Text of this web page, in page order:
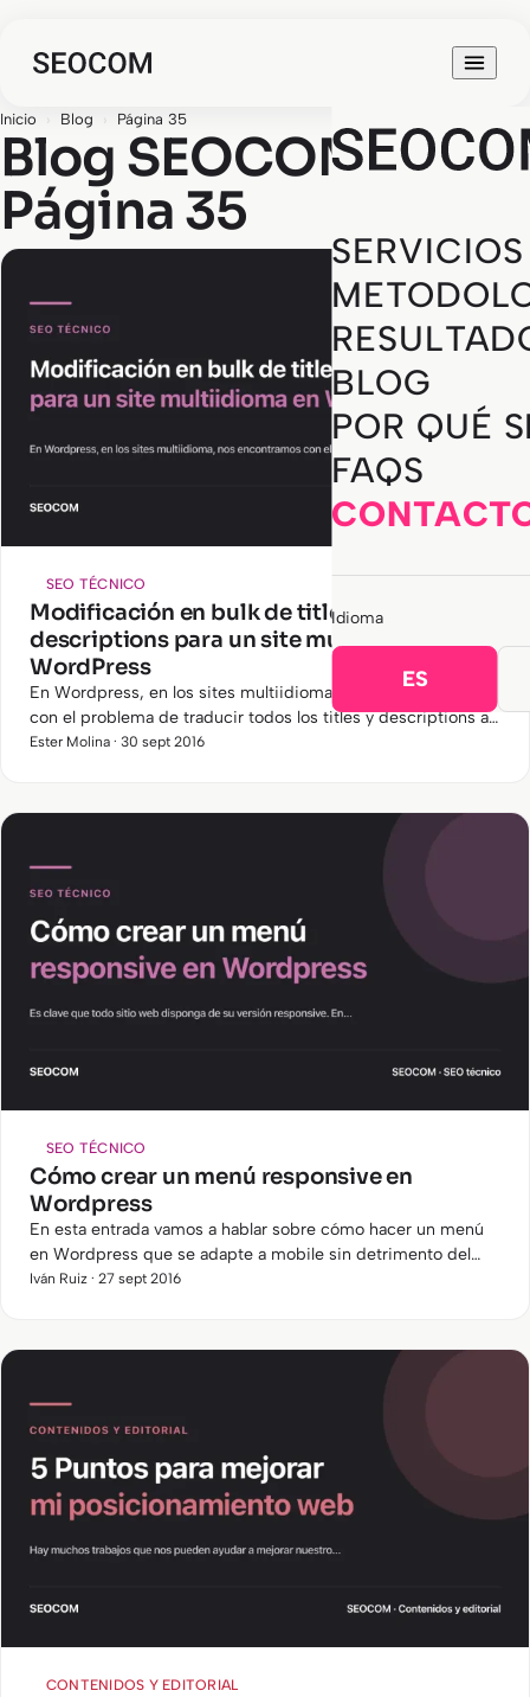
SERVICIOS
BLOG
POR QUÉ
FAQS
Idioma
ES
Inicio › Blog › Página 35
Blog SEOCOM ·
Página 35
SEO TÉCNICO
Modificación en bulk de titles y
descriptions para un site multiidioma en
WordPress
En Wordpress, en los sites multiidioma, nos encontramos
con el problema de traducir todos los titles y descriptions a
mano.
Ester Molina · 30 sept 2016
SEO TÉCNICO
Cómo crear un menú responsive en
Wordpress
En esta entrada vamos a hablar sobre cómo hacer un menú
en Wordpress que se adapte a mobile sin detrimento del
SEO. Como habrás observado, cuando accedes con el
Iván Ruiz · 27 sept 2016
CONTENIDOS Y EDITORIAL